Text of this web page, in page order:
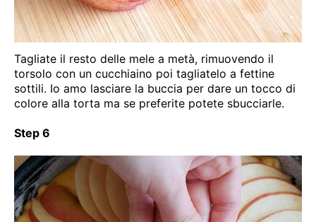
Tagliate il resto delle mele a metà, rimuovendo il
torsolo con un cucchiaino poi tagliatelo a fettine
sottili. Io amo lasciare la buccia per dare un tocco di
colore alla torta ma se preferite potete sbucciarle.
Step 6